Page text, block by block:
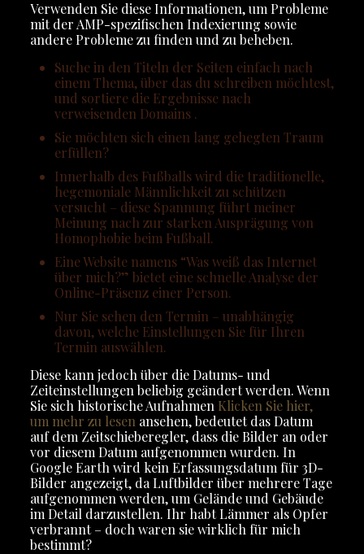
Verwenden Sie diese Informationen, um Probleme
mit der AMP-spezifischen Indexierung sowie
andere Probleme zu finden und zu beheben.
Suche in den Titeln der Seiten einfach nach
einem Thema, über das du schreiben möchtest,
und sortiere die Ergebnisse nach
verweisenden Domains .
Sie möchten sich einen lang gehegten Traum
erfüllen?
Innerhalb des Fußballs wird die traditionelle,
hegemoniale Männlichkeit zu schützen
versucht – diese Spannung führt meiner
Meinung nach zur starken Ausprägung von
Homophobie beim Fußball.
Eine Website namens “Was weiß das Internet
über mich?” bietet eine schnelle Analyse der
Online-Präsenz einer Person.
Nur Sie sehen den Termin – unabhängig
davon, welche Einstellungen Sie für Ihren
Termin auswählen.
Diese kann jedoch über die Datums- und
Zeiteinstellungen beliebig geändert werden. Wenn
Sie sich historische Aufnahmen Klicken Sie hier,
um mehr zu lesen ansehen, bedeutet das Datum
auf dem Zeitschieberegler, dass die Bilder an oder
vor diesem Datum aufgenommen wurden. In
Google Earth wird kein Erfassungsdatum für 3D-
Bilder angezeigt, da Luftbilder über mehrere Tage
aufgenommen werden, um Gelände und Gebäude
im Detail darzustellen. Ihr habt Lämmer als Opfer
verbrannt – doch waren sie wirklich für mich
bestimmt?